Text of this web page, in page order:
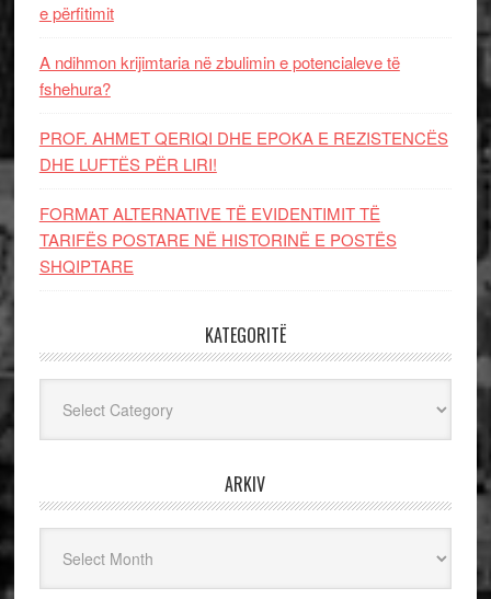
e përfitimit
A ndihmon krijimtaria në zbulimin e potencialeve të
fshehura?
PROF. AHMET QERIQI DHE EPOKA E REZISTENCЁS
DHE LUFTЁS PЁR LIRI!
FORMAT ALTERNATIVE TË EVIDENTIMIT TË
TARIFËS POSTARE NË HISTORINË E POSTËS
SHQIPTARE
KATEGORITË
ARKIV